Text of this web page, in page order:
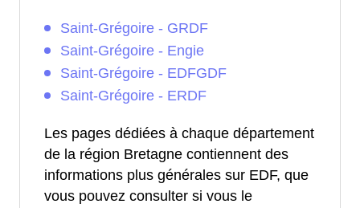
Saint-Grégoire - GRDF
Saint-Grégoire - Engie
Saint-Grégoire - EDFGDF
Saint-Grégoire - ERDF
Les pages dédiées à chaque département
de la région Bretagne contiennent des
informations plus générales sur EDF, que
vous pouvez consulter si vous le